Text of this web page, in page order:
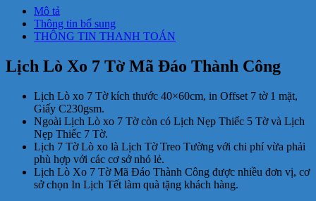
Mô tả
Thông tin bổ sung
THÔNG TIN THANH TOÁN
Lịch Lò Xo 7 Tờ Mã Đáo Thành Công
Lịch Lò xo 7 Tờ kích thước 40×60cm, in Offset 7 tờ 1 mặt,
Giấy C230gsm.
Ngoài Lịch Lò xo 7 Tờ còn có Lịch Nẹp Thiếc 5 Tờ và Lịch
Nẹp Thiếc 7 Tờ.
Lịch 7 Tờ Lò xo là Lịch Tờ Treo Tường với chi phí vừa phải
phù hợp với các cơ sở nhỏ lẻ.
Lịch Lò Xo 7 Tờ Mã Đáo Thành Công được nhiều đơn vị, cơ
sở chọn In Lịch Tết làm quà tặng khách hàng.